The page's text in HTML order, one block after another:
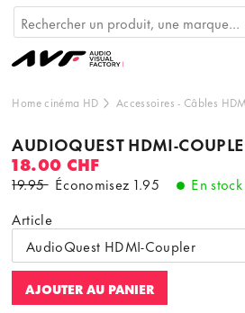
Home cinéma HD Accessoires - Câbles
AUDIOQUEST HDMI-
18.00 CHF
19.95 Économisez 1.95
En
Article
AudioQuest HDMI-Coupler
AJOUTER AU PANIER